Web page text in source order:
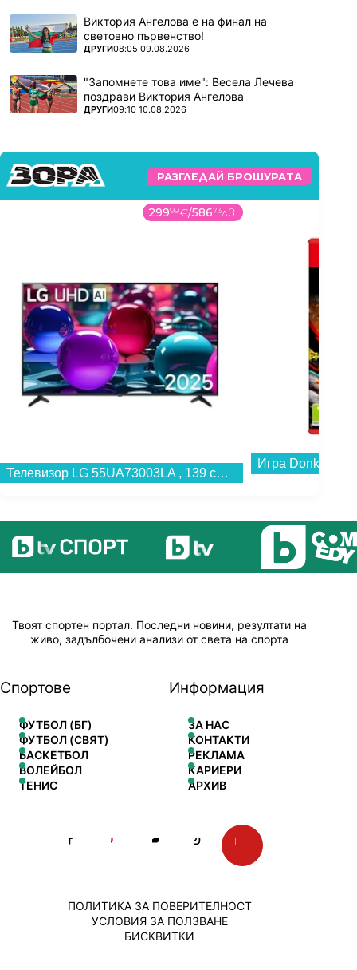
Виктория Ангелова е на финал на
световно първенство!
ПОВЕЧЕ ОТ
ДРУГИ08:05 09.08.2026
"Запомнете това име": Весела Лечева
поздрави Виктория Ангелова
ПОВЕЧЕ ОТ
ДРУГИ09:10 10.08.2026
РАЗГЛЕДАЙ БРОШУРАТА
29999€/58673лв.
Телевизор LG 55UA73003LA , 139 см, 3840x2160 UHD-4K , 55 inch, LED , Smart TV , Web Os...
Игра Donkey
Твоят спортен портал. Последни новини, резултати на
живо, задълбочени анализи от света на спорта
Спортове
ФУТБОЛ (БГ)
ФУТБОЛ (СВЯТ)
БАСКЕТБОЛ
ВОЛЕЙБОЛ
ТЕНИС
Информация
ЗА НАС
КОНТАКТИ
РЕКЛАМА
КАРИЕРИ
АРХИВ
ПОЛИТИКА ЗА ПОВЕРИТЕЛНОСТ
УСЛОВИЯ ЗА ПОЛЗВАНЕ
БИСКВИТКИ